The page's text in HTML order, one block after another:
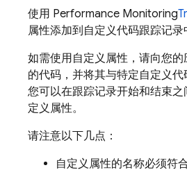
使用 Performance Monitoring
属性添加到自定义代码跟踪记录
如需使用自定义属性，请向您
的代码，并将其与特定自定义代
您可以在跟踪记录开始和结束
定义属性。
请注意以下几点：
自定义属性的名称必须符